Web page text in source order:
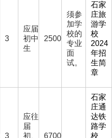
3
应届
初中
生
2500
须参
加学
校的
专业
面
试。
石家
庄旅
游学
校
2024
年招
生简
章
3
应往
届
初、
6700
石家
庄通
达铁
路学
校